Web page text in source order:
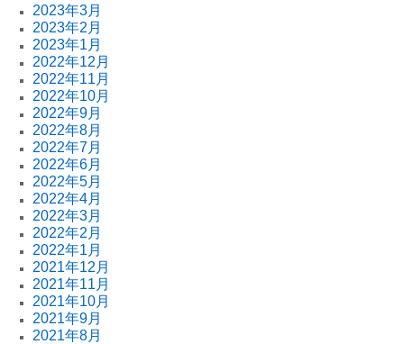
2023年3月
2023年2月
2023年1月
2022年12月
2022年11月
2022年10月
2022年9月
2022年8月
2022年7月
2022年6月
2022年5月
2022年4月
2022年3月
2022年2月
2022年1月
2021年12月
2021年11月
2021年10月
2021年9月
2021年8月